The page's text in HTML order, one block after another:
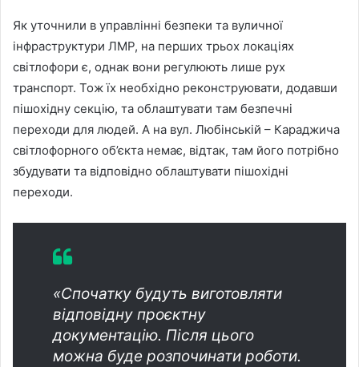
Як уточнили в управлінні безпеки та вуличної
інфраструктури ЛМР, на перших трьох локаціях
світлофори є, однак вони регулюють лише рух
транспорт. Тож їх необхідно реконструювати, додавши
пішохідну секцію, та облаштувати там безпечні
переходи для людей. А на вул. Любінській – Караджича
світлофорного об’єкта немає, відтак, там його потрібно
збудувати та відповідно облаштувати пішохідні
переходи.
«Спочатку будуть виготовляти
відповідну проєктну
документацію. Після цього
можна буде розпочинати роботи.